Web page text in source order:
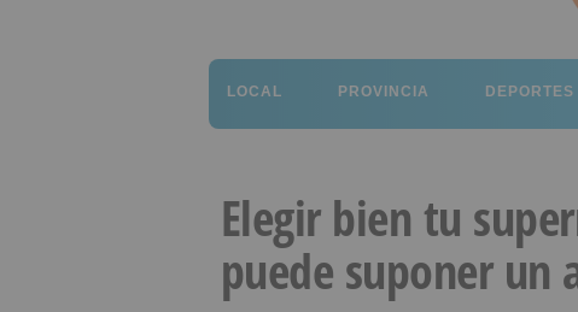
LOCAL PROVINCIA DEPORTES
Elegir bien tu
puede suponer un